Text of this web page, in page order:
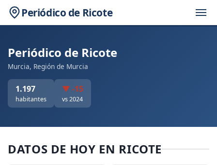
Periódico de Ricote
Periódico de Ricote
Murcia, Región de Murcia
1.197
habitantes
▼ -15
vs 2024
DATOS DE HOY EN RICOTE